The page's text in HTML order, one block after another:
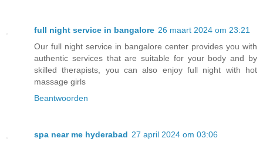
full night service in bangalore 26 maart 2024 om 23:21
Our full night service in bangalore center provides you with
authentic services that are suitable for your body and by
skilled therapists, you can also enjoy full night with hot
massage girls
Beantwoorden
spa near me hyderabad 27 april 2024 om 03:06